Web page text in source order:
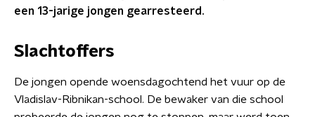
een 13-jarige jongen gearresteerd.
Slachtoffers
De jongen opende woensdagochtend het vuur op de
Vladislav-Ribnikan-school. De bewaker van die school